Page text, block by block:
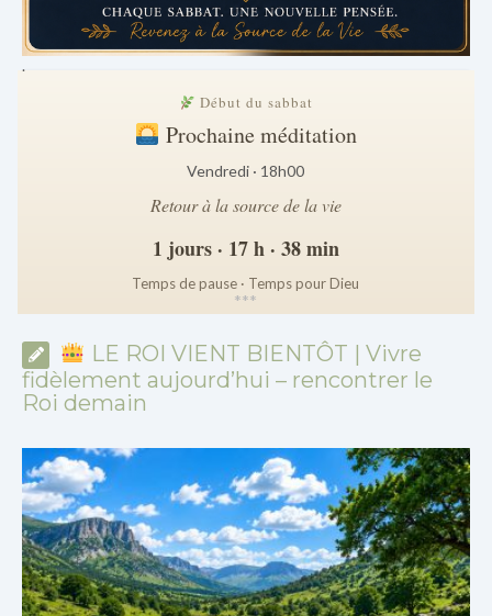
.
Début du sabbat
Prochaine méditation
Vendredi · 18h00
Retour à la source de la vie
1 jours · 17 h · 38 min
Temps de pause · Temps pour Dieu
***
LE ROI VIENT BIENTÔT | Vivre
fidèlement aujourd’hui – rencontrer le
Roi demain